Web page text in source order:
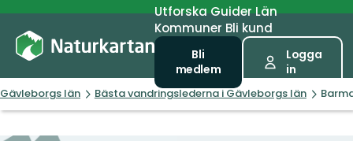
UtforskaGuiderLän
Kommuner Bli kund
Bli
medlem
Logga
in
Gävleborgs län Bästa vandringslederna i Gävleborgs län